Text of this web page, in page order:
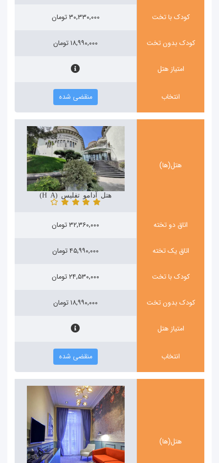
کودک با تخت ۳۰,۳۳۰,۰۰۰ تومان
کودک بدون تخت ۱۸,۹۹۰,۰۰۰ تومان
امتیاز هتل
انتخاب منقضی شده
هتل(ها)
هتل آدامو تفلیس (Hotel Adamo)
اتاق دو تخته ۳۲,۳۶۰,۰۰۰ تومان
اتاق یک تخته ۴۵,۹۹۰,۰۰۰ تومان
کودک با تخت ۲۴,۵۳۰,۰۰۰ تومان
کودک بدون تخت ۱۸,۹۹۰,۰۰۰ تومان
امتیاز هتل
انتخاب منقضی شده
هتل(ها)